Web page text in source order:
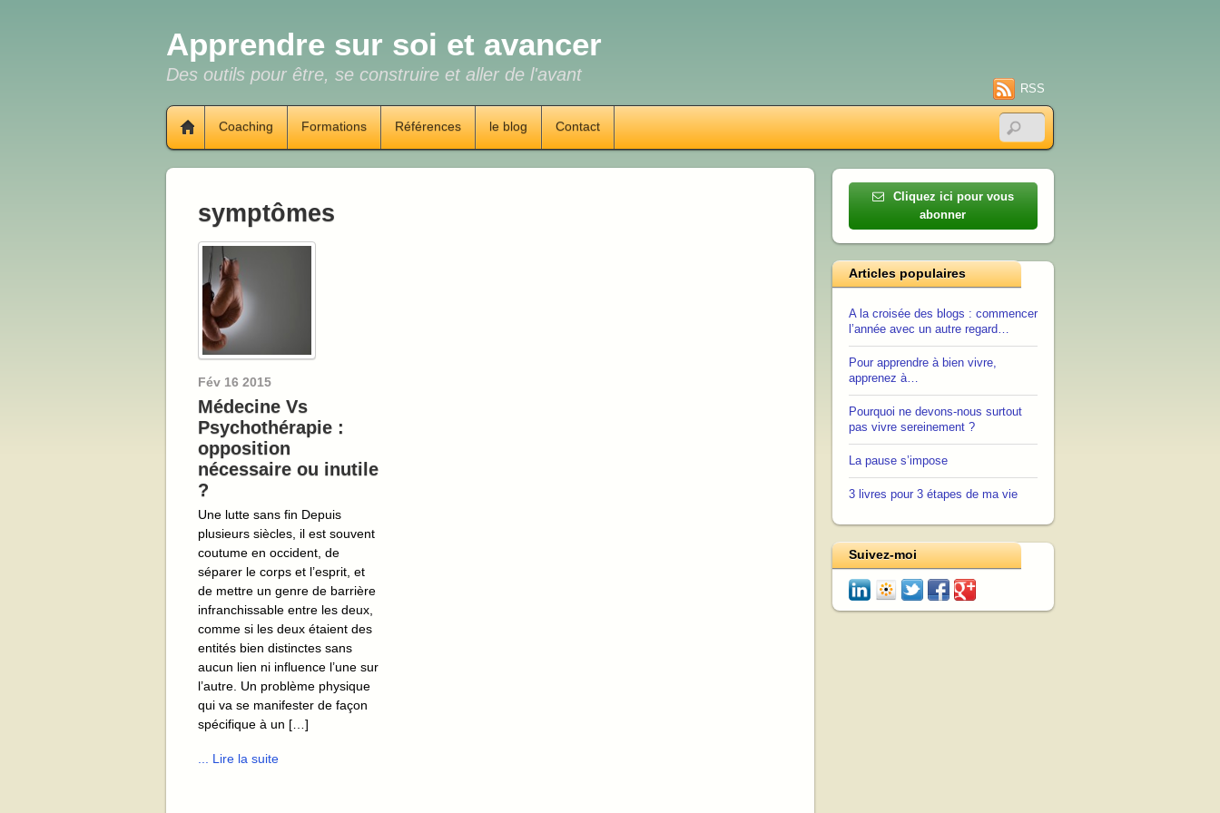
Apprendre sur soi et avancer
Des outils pour être, se construire et aller de l'avant
RSS
Coaching Formations Références le blog Contact
symptômes
Fév 16 2015
Médecine Vs
Psychothérapie :
opposition
nécessaire ou inutile
?
Une lutte sans fin Depuis
plusieurs siècles, il est souvent
coutume en occident, de
séparer le corps et l’esprit, et
de mettre un genre de barrière
infranchissable entre les deux,
comme si les deux étaient des
entités bien distinctes sans
aucun lien ni influence l’une sur
l’autre. Un problème physique
qui va se manifester de façon
spécifique à un […]
... Lire la suite
Cliquez ici pour vous
abonner
Articles populaires
A la croisée des blogs : commencer
l’année avec un autre regard…
Pour apprendre à bien vivre,
apprenez à…
Pourquoi ne devons-nous surtout
pas vivre sereinement ?
La pause s’impose
3 livres pour 3 étapes de ma vie
Suivez-moi